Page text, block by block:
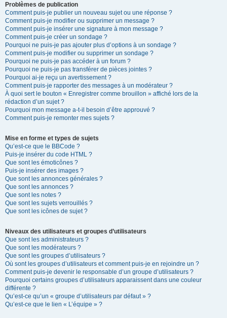
Problèmes de publication
Comment puis-je publier un nouveau sujet ou une réponse ?
Comment puis-je modifier ou supprimer un message ?
Comment puis-je insérer une signature à mon message ?
Comment puis-je créer un sondage ?
Pourquoi ne puis-je pas ajouter plus d’options à un sondage ?
Comment puis-je modifier ou supprimer un sondage ?
Pourquoi ne puis-je pas accéder à un forum ?
Pourquoi ne puis-je pas transférer de pièces jointes ?
Pourquoi ai-je reçu un avertissement ?
Comment puis-je rapporter des messages à un modérateur ?
À quoi sert le bouton « Enregistrer comme brouillon » affiché lors de la
rédaction d’un sujet ?
Pourquoi mon message a-t-il besoin d’être approuvé ?
Comment puis-je remonter mes sujets ?
Mise en forme et types de sujets
Qu’est-ce que le BBCode ?
Puis-je insérer du code HTML ?
Que sont les émoticônes ?
Puis-je insérer des images ?
Que sont les annonces générales ?
Que sont les annonces ?
Que sont les notes ?
Que sont les sujets verrouillés ?
Que sont les icônes de sujet ?
Niveaux des utilisateurs et groupes d’utilisateurs
Que sont les administrateurs ?
Que sont les modérateurs ?
Que sont les groupes d’utilisateurs ?
Où sont les groupes d’utilisateurs et comment puis-je en rejoindre un ?
Comment puis-je devenir le responsable d’un groupe d’utilisateurs ?
Pourquoi certains groupes d’utilisateurs apparaissent dans une couleur
différente ?
Qu’est-ce qu’un « groupe d’utilisateurs par défaut » ?
Qu’est-ce que le lien « L’équipe » ?